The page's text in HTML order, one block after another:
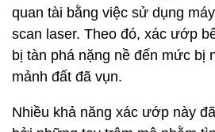
quan tài bằng việc sử dụng
scan laser. Theo đó, xác ướp
bị tàn phá nặng nề đến mức bị
mảnh đất đã vụn.
Nhiều khả năng xác ướp này